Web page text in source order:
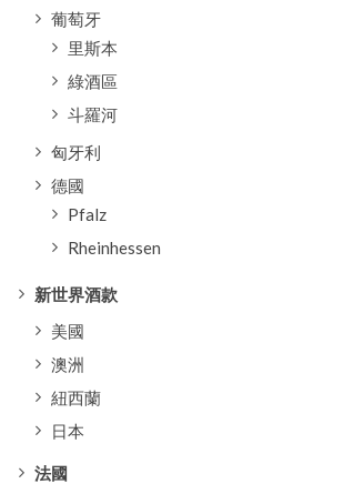
葡萄牙
里斯本
綠酒區
斗羅河
匈牙利
德國
Pfalz
Rheinhessen
新世界酒款
美國
澳洲
紐西蘭
日本
法國